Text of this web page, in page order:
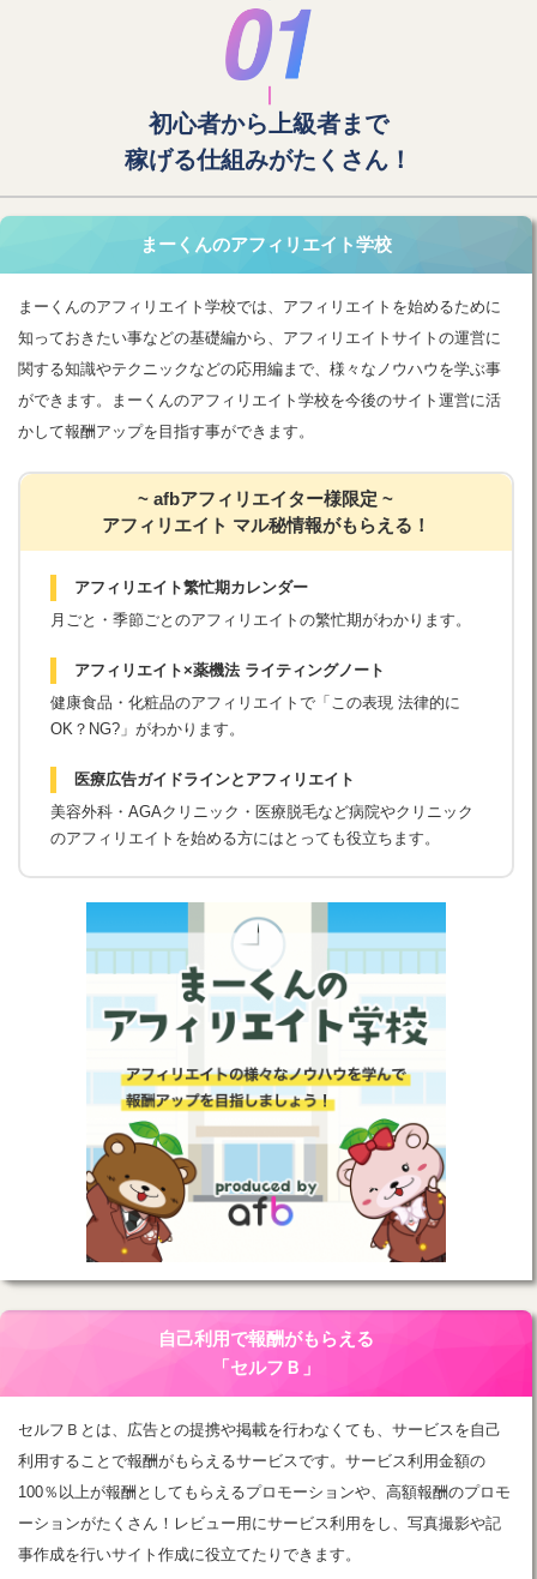
初心者から上級者まで
稼げる仕組みがたくさん！
まーくんのアフィリエイト学校
まーくんのアフィリエイト学校では、アフィリエイトを始めるために
知っておきたい事などの基礎編から、アフィリエイトサイトの運営に
関する知識やテクニックなどの応用編まで、様々なノウハウを学ぶ事
ができます。まーくんのアフィリエイト学校を今後のサイト運営に活
かして報酬アップを目指す事ができます。
~ afbアフィリエイター様限定 ~
アフィリエイト マル秘情報がもらえる！
アフィリエイト繁忙期カレンダー
月ごと・季節ごとのアフィリエイトの繁忙期がわかります。
アフィリエイト×薬機法 ライティングノート
健康食品・化粧品のアフィリエイトで「この表現 法律的に
OK？NG?」がわかります。
医療広告ガイドラインとアフィリエイト
美容外科・AGAクリニック・医療脱毛など病院やクリニック
のアフィリエイトを始める方にはとっても役立ちます。
自己利用で報酬がもらえる
「セルフＢ」
セルフＢとは、広告との提携や掲載を行わなくても、サービスを自己
利用することで報酬がもらえるサービスです。サービス利用金額の
100％以上が報酬としてもらえるプロモーションや、高額報酬のプロモ
ーションがたくさん！レビュー用にサービス利用をし、写真撮影や記
事作成を行いサイト作成に役立てたりできます。